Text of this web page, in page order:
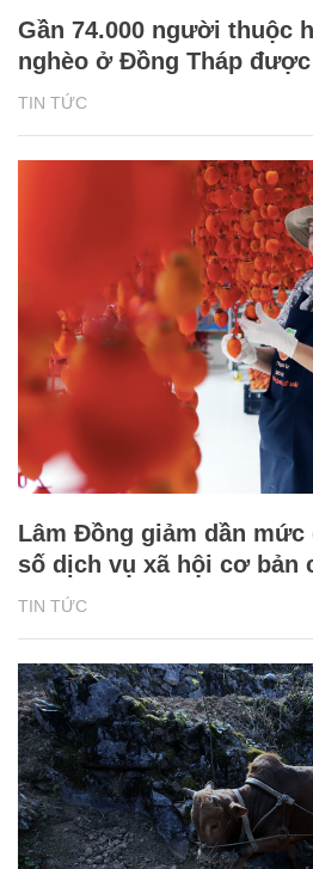
TIN TỨC
Gần 74.000 người thuộc
nghèo ở Đồng Tháp
TIN TỨC
Lâm Đồng giảm dần
số dịch vụ xã hội cơ bản